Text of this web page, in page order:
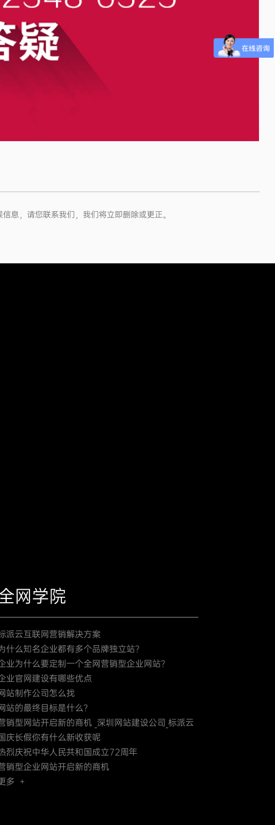
息，请您联系我们，我们将立即删除或更正。
网学院
派云互联网营销解决方案
什么知名企业都有多个品牌独立站？
业为什么要定制一个全网营销型企业网站？
业官网建设有哪些优点
站制作公司怎么找
站的最终目标是什么？
销型网站开启新的商机 _深圳网站建设公司_标派云
庆长假你有什么新收获呢
烈庆祝中华人民共和国成立72周年
销型企业网站开启新的商机
多 +